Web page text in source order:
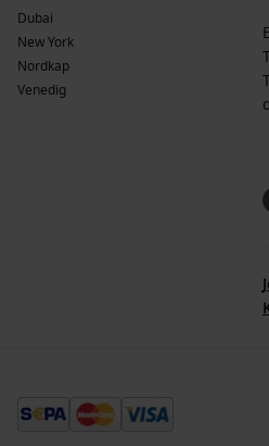
Dubai
New York
Nordkap
Venedig